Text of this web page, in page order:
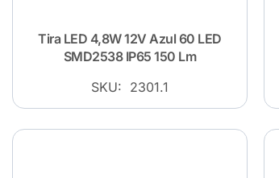
Tira LED 4,8W 12V Azul 60 LED
SMD2538 IP65 150 Lm
SKU: 2301.1